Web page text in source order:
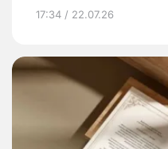
17:34 / 22.07.26